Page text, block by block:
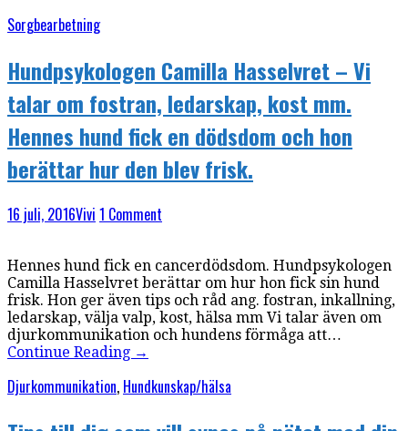
Sorgbearbetning
Hundpsykologen Camilla Hasselvret – Vi
talar om fostran, ledarskap, kost mm.
Hennes hund fick en dödsdom och hon
berättar hur den blev frisk.
16 juli, 2016Vivi 1 Comment
Hennes hund fick en cancerdödsdom. Hundpsykologen
Camilla Hasselvret berättar om hur hon fick sin hund
frisk. Hon ger även tips och råd ang. fostran, inkallning,
ledarskap, välja valp, kost, hälsa mm Vi talar även om
djurkommunikation och hundens förmåga att…
Continue Reading →
Djurkommunikation, Hundkunskap/hälsa